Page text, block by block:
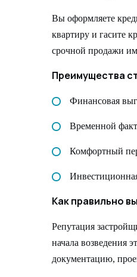
Вы оформляете
квартиру и гасите
срочной продажи
Преимущества
Финансовая
Временной
Комфортный
Как правильно
Репутация
начала возведения
документацию,